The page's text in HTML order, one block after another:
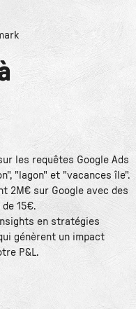
les requêtes Google Ads
"lagon" et "vacances île".
2M€ sur Google avec des
15€.
en stratégies
génèrent un impact
P&L.